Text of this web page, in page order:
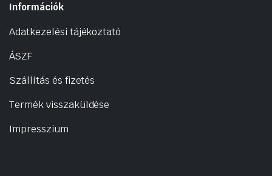
Információk
Adatkezelési tájékoztató
ÁSZF
Szállítás és fizetés
Termék visszaküldése
Impresszium